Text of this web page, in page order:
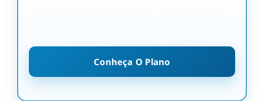
Conheça O Plano